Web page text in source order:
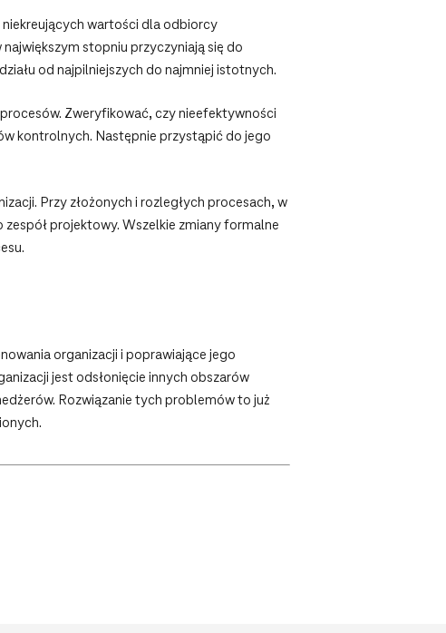
wartości dla odbiorcy
stopniu przyczyniają się do
od najpilniejszych do najmniej istotnych.
Zweryfikować, czy nieefektywności
kontrolnych. Następnie przystąpić do jego
Przy złożonych i rozległych procesach, w
projektowy. Wszelkie zmiany formalne
organizacji i poprawiające jego
jest odsłonięcie innych obszarów
Rozwiązanie tych problemów to już